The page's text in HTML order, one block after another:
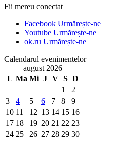
Fii mereu conectat
Facebook Urmărește-ne
Youtube Urmărește-ne
ok.ru Urmărește-ne
Calendarul evenimentelor
august 2026
L Ma Mi J V S D
1
2
3
4 5 6 7 8
9
10 11 12 13 14 15 16
17 18 19 20 21 22 23
24 25 26 27 28 29 30